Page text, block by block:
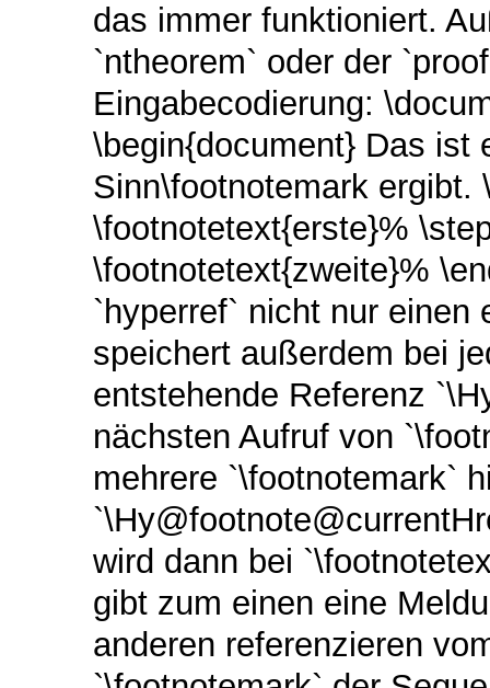
das immer funktioniert.
`ntheorem` oder der
Eingabecodierung:
\begin{document} Das ist
Sinn\footnotemark ergibt.
\footnotetext{erste}%
\footnotetext{zweite}%
`hyperref` nicht nur einen
speichert außerdem bei
entstehende Referenz
nächsten Aufruf von
mehrere `\footnotemark`
wird dann bei
gibt zum einen eine
anderen referenzieren